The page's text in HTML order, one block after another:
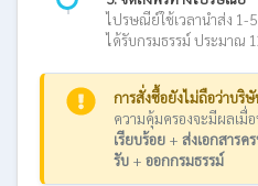
ไปรษณีย์ใช้เวลานำส่ง 1-
ได้รับกรมธรรม์ ประมาณ
การสั่งซื้อยังไม่ถือว่าบริ
ความคุ้มครองจะมีผลเมื่
เรียบร้อย+ ส่งเอกสารค
รับ+ ออกกรมธรรม์